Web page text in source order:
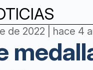
de 2022 | hace 4